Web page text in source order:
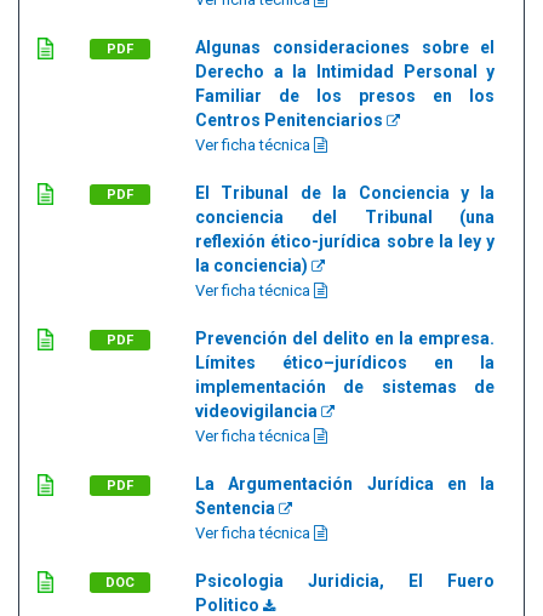
PDF
Algunas consideraciones sobre el
Derecho a la Intimidad Personal y
Familiar de los presos en los
Centros Penitenciarios
Ver ficha técnica
PDF
El Tribunal de la Conciencia y la
conciencia del Tribunal (una
reflexión ético-jurídica sobre la ley y
la conciencia)
Ver ficha técnica
PDF
Prevención del delito en la empresa.
Límites ético–jurídicos en la
implementación de sistemas de
videovigilancia
Ver ficha técnica
PDF
La Argumentación Jurídica en la
Sentencia
Ver ficha técnica
DOC
Psicologia Juridicia, El Fuero
Politico